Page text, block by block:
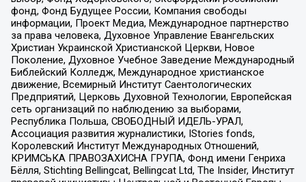
фонд, Фонд Будущее России, Компания свободы
информации, Проект Медиа, Международное партнерство
за права человека, Духовное Управление Евангельских
Христиан Украинской Христианской Церкви, Новое
Поколение, Духовное Учебное Заведение Международный
Библейский Колледж, Международное христианское
движение, Всемирный Институт Саентологических
Предприятий, Церковь Духовной Технологии, Европейская
сеть организаций по наблюдению за выборами,
Республика Польша, СВОБОДНЫЙ ИДЕЛЬ-УРАЛ,
Ассоциация развития журналистики, IStories fonds,
Королевский Институт Международных Отношений,
КРИМСЬКА ПРАВОЗАХИСНА ГРУПА, Фонд имени Генриха
Бёлля, Stichting Bellingcat, Bellingcat Ltd, The Insider, Институт